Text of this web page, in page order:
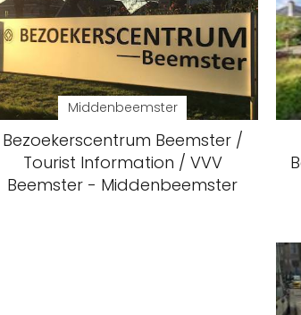
Middenbeemster
Bezoekerscentrum Beemster /
Tourist Information / VVV
Beemster - Middenbeemster